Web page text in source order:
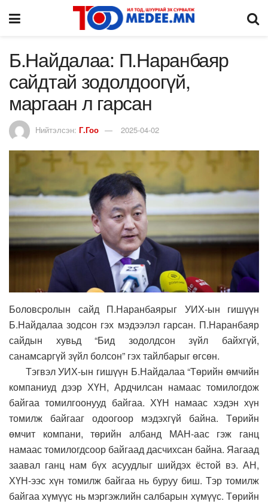
Б.Найдалаа: П.Наранбаяр
сайдтай зодолдоогүй,
маргаан л гарсан
Нийтэлсэн: Г.Гоо 2025-04-02
Боловсролын сайд П.Наранбаярыг УИХ-ын гишүүн
Б.Найдалаа зодсон гэх мэдээлэл гарсан. П.Наранбаяр
сайдын хувьд “Бид зодолдсон зүйл байхгүй,
санамсаргүй зүйл болсон” гэх тайлбарыг өгсөн.
Тэгвэл УИХ-ын гишүүн Б.Найдалаа “Төрийн өмчийн
компаниуд дээр ХҮН, Ардчилсан намаас томилогдож
байгаа томилгоонууд байгаа. ХҮН намаас хэдэн хүн
томилж байгааг одоогоор мэдэхгүй байна. Төрийн
өмчит компани, төрийн албанд МАН-аас гэж ганц
намаас томилогдсоор байгаад дасчихсан байна. Яагаад
заавал ганц нам бүх асуудлыг шийдэх ёстой вэ. АН,
ХҮН-ээс хүн томилж байгаа нь буруу биш. Тэр томилж
байгаа хүмүүс нь мэргэжлийн салбарын хүмүүс. Төрийн